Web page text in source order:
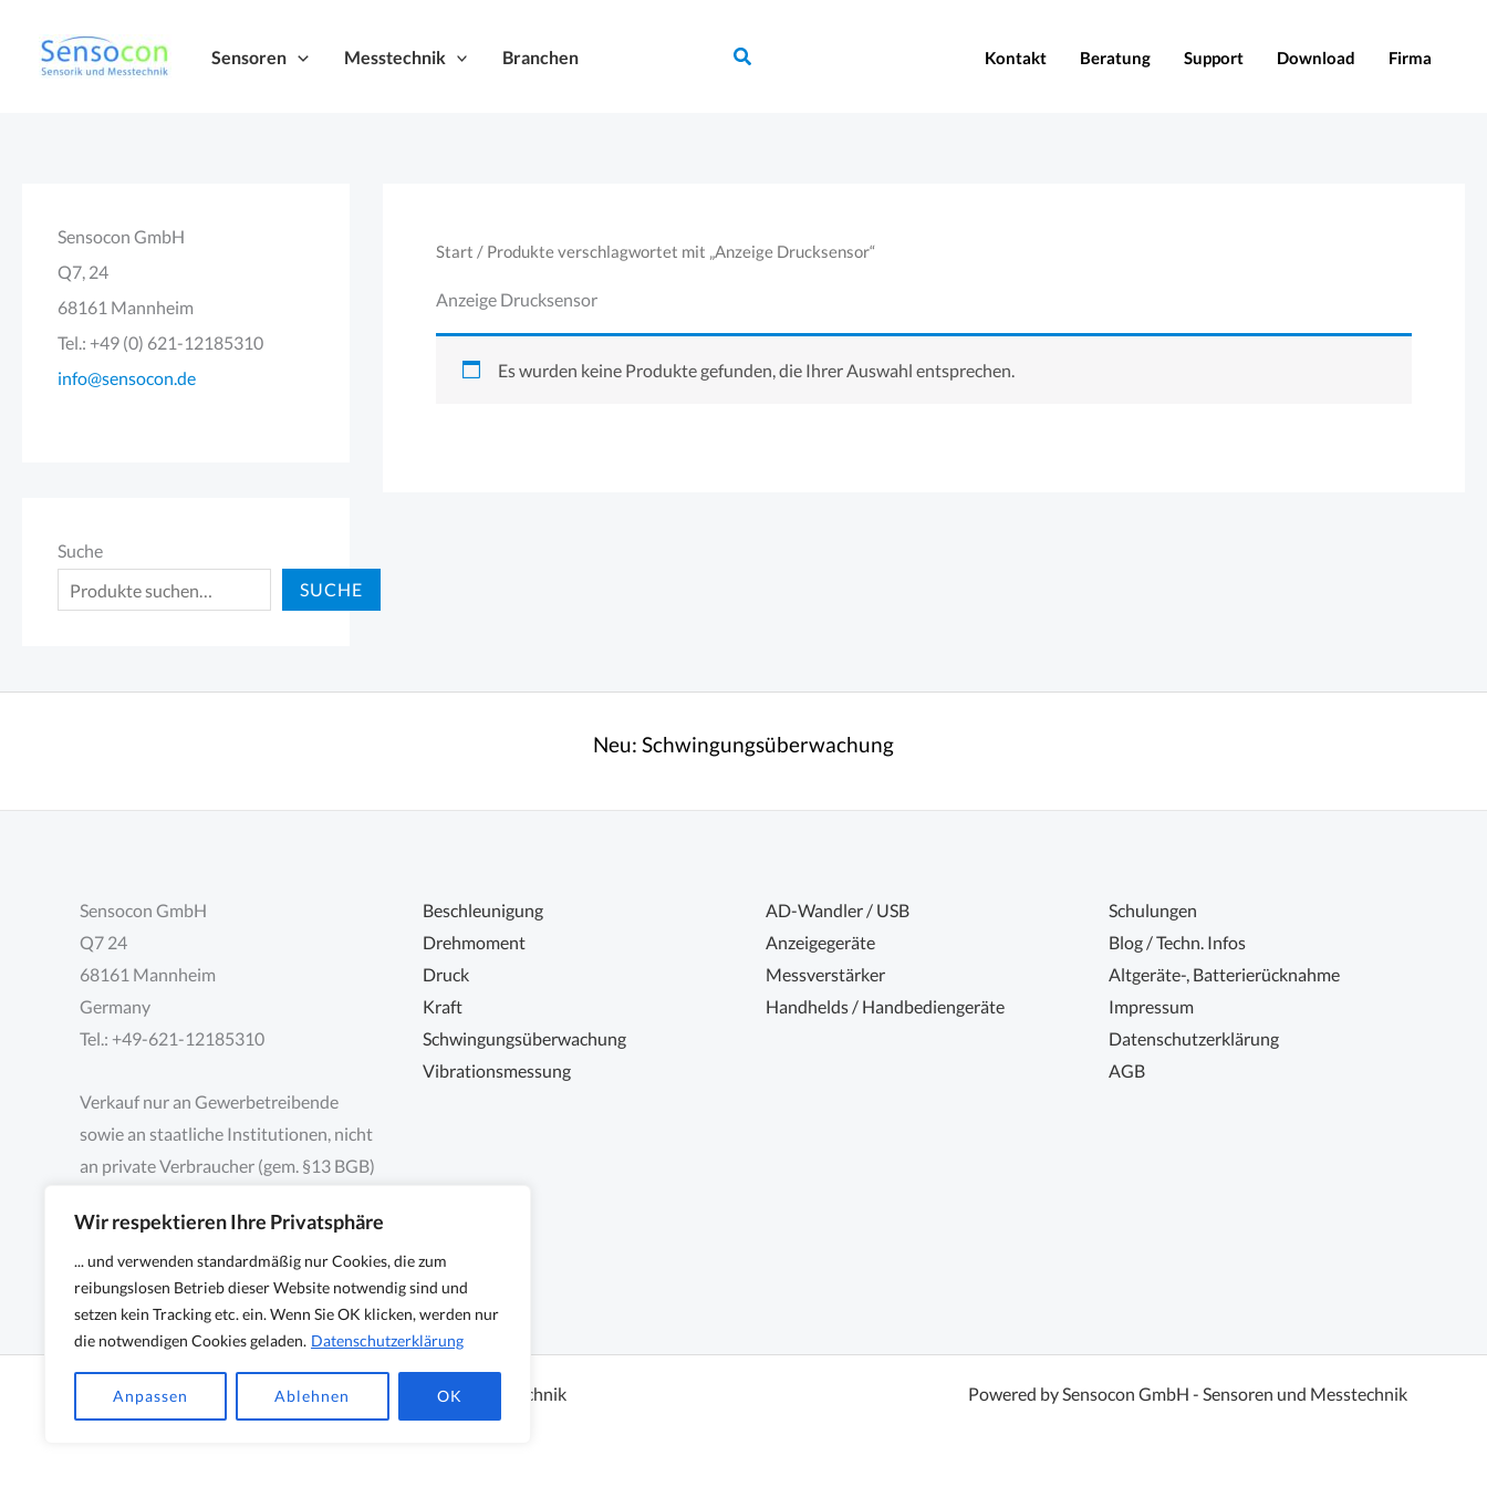
Wir respektieren Ihre Privatsphäre
... und verwenden standardmäßig nur Cookies, die zum
reibungslosen Betrieb dieser Website notwendig sind und
setzen kein Tracking etc. ein. Wenn Sie OK klicken, werden nur
die notwendigen Cookies geladen. Datenschutzerklärung
Anpassen Ablehnen OK
Inhalt
springen
Sensoren Messtechnik Branchen Suchen Kontakt Beratung Support Download Firma
Sensocon GmbH
Q7, 24
68161 Mannheim
Tel.: +49 (0) 621-12185310
info@sensocon.de
Suche
SUCHE
Start / Produkte verschlagwortet mit „Anzeige Drucksensor“
Anzeige Drucksensor
Es wurden keine Produkte gefunden, die Ihrer Auswahl entsprechen.
Neu: Schwingungsüberwachung
Sensocon GmbH
Q7 24
68161 Mannheim
Germany
Tel.: +49-621-12185310
Verkauf nur an Gewerbetreibende
sowie an staatliche Institutionen, nicht
an private Verbraucher (gem. §13 BGB)
Beschleunigung
Drehmoment
Druck
Kraft
Schwingungsüberwachung
Vibrationsmessung
AD-Wandler / USB
Anzeigegeräte
Messverstärker
Handhelds / Handbediengeräte
Schulungen
Blog / Techn. Infos
Altgeräte-, Batterierücknahme
Impressum
Datenschutzerklärung
AGB
Copyright © 2026 Sensocon GmbH - Sensoren und Messtechnik Powered by Sensocon GmbH - Sensoren und Messtechnik